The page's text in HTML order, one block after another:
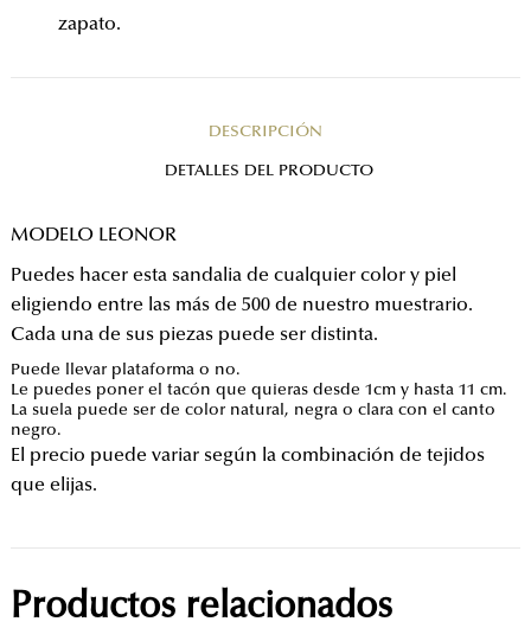
zapato.
DESCRIPCIÓN
DETALLES DEL PRODUCTO
MODELO LEONOR
Puedes hacer esta sandalia de cualquier color y piel
eligiendo entre las más de 500 de nuestro muestrario.
Cada una de sus piezas puede ser distinta.
Puede llevar plataforma o no.
Le puedes poner el tacón que quieras desde 1cm y hasta 11 cm.
La suela puede ser de color natural, negra o clara con el canto
negro.
El precio puede variar según la combinación de tejidos
que elijas.
Productos relacionados